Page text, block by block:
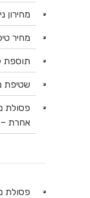
מחירון
מחיר
תוספת
שטיפת
פסולת
אחרת –
פסולת